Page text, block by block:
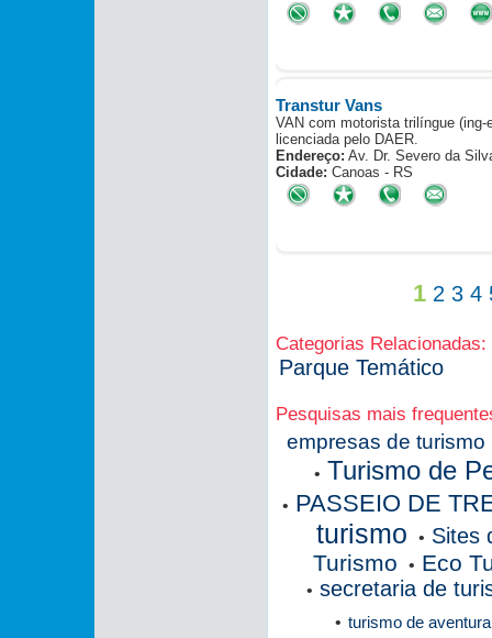
Transtur Vans
VAN com motorista trilíngue
licenciada pelo DAER.
Endereço: Av. Dr. Severo da
Cidade: Canoas - RS
1 2 3 4
Categorias Relacionadas:
Parque Temático
Pesquisas mais
empresas de turismo
• Turismo de
• PASSEIO DE
turismo • Sites
Turismo • Eco
• secretaria de
• turismo de aventura